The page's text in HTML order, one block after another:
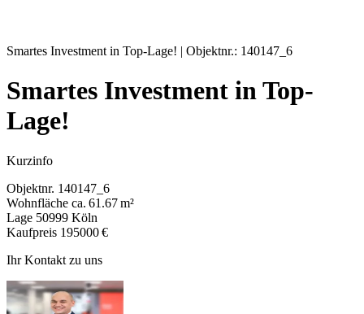
Smartes Investment in Top-Lage! | Objektnr.: 140147_6
Smartes Investment in Top-
Lage!
Kurzinfo
Objektnr. 140147_6
Wohnfläche ca. 61.67 m²
Lage 50999 Köln
Kaufpreis 195000 €
Ihr Kontakt zu uns